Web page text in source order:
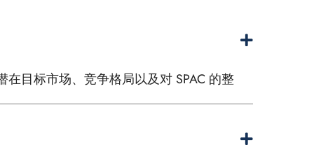
目标市场、竞争格局以及对 SPAC 的整